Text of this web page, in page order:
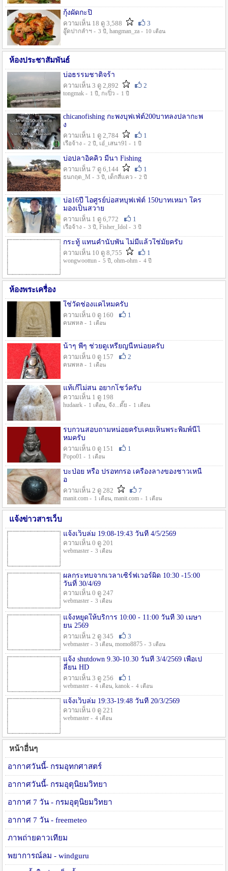
กุ้งผัดกะปิ
ความเห็น 18 ดู 3,588
3
อู๊ดปากลำฯ - 3 ปี , hangman_za - 10 เดือน
ห้องประชาสัมพันธ์
บ่อธรรมชาติจร้า
ความเห็น 3 ดู 2,892
2
tongmak - 1 ปี , กะปิ๋ว - 1 ปี
chicanofishing กะพงบุฟเฟ่ต์200บาทลงปลากะพ
ง
ความเห็น 1 ดู 2,784
1
เรือจ้าง - 2 ปี , เอ๋_เสนา91 - 1 ปี
บ่อปลาอิคคิว มีนา Fishing
ความเห็น 7 ดู 6,144
1
ธนกฤต_M - 3 ปี , เด็กสี่แคว - 2 ปี
บ่อ16ปี ไอศูรย์บ่อสหบุฟเฟ่ต์ 150บาทเหมา ใคร
มองเป็นสวาย
ความเห็น 1 ดู 6,772
1
เรือจ้าง - 3 ปี , Fisher_Idol - 3 ปี
กระทู้ แทนคำนับพัน ไม่มีแล้วใช่มั๊ยครับ
ความเห็น 10 ดู 8,755
1
wongwoottun - 5 ปี , ohm-ohm - 4 ปี
ห้องพระเครื่อง
ใช่วัดช่องแคไหมครับ
ความเห็น 0 ดู 160
1
คนพหล - 1 เดือน
น้าๆ พี่ๆ ช่วยดูเหรียญนี้หน่อยครับ
ความเห็น 0 ดู 157
2
คนพหล - 1 เดือน
แท้เก๊ไม่สน อยากโชว์ครับ
ความเห็น 1 ดู 198
hudaark - 1 เดือน, จัง...ดั๊ย - 1 เดือน
รบกวนสอบถามหน่อยครับเคยเห็นพระพิมพ์นี้ไ
หมครับ
ความเห็น 0 ดู 151
1
Popo01 - 1 เดือน
บะป่อย หรือ ปรอทกรอ เครื่องลางของชาวเหนื
อ
ความเห็น 2 ดู 282
7
manit.com - 1 เดือน, manit.com - 1 เดือน
แจ้งข่าวสารเว็บ
แจ้งเว็บล่ม 19:08-19:43 วันที่ 4/5/2569
ความเห็น 0 ดู 201
webmaster - 3 เดือน
ผลกระทบจากเวลาเซิร์ฟเวอร์ผิด 10:30 -15:00
วันที่ 30/4/69
ความเห็น 0 ดู 247
webmaster - 3 เดือน
แจ้งหยุดให้บริการ 10:00 - 11:00 วันที่ 30 เมษา
ยน 2569
ความเห็น 2 ดู 345
3
webmaster - 3 เดือน, momo8875 - 3 เดือน
แจ้ง shutdown 9.30-10.30 วันที่ 3/4/2569 เพื่อเป
ลี่ยน HD
ความเห็น 3 ดู 256
1
webmaster - 4 เดือน, kanok - 4 เดือน
แจ้งเว็บล่ม 19:33-19:48 วันที่ 20/3/2569
ความเห็น 0 ดู 221
webmaster - 4 เดือน
หน้าอื่นๆ
อากาศวันนี้- กรมอุทกศาสตร์
อากาศวันนี้- กรมอุตุนิยมวิทยา
อากาศ 7 วัน - กรมอุตุนิยมวิทยา
อากาศ 7 วัน - freemeteo
ภาพถ่ายดาวเทียม
พยาการณ์ลม - windguru